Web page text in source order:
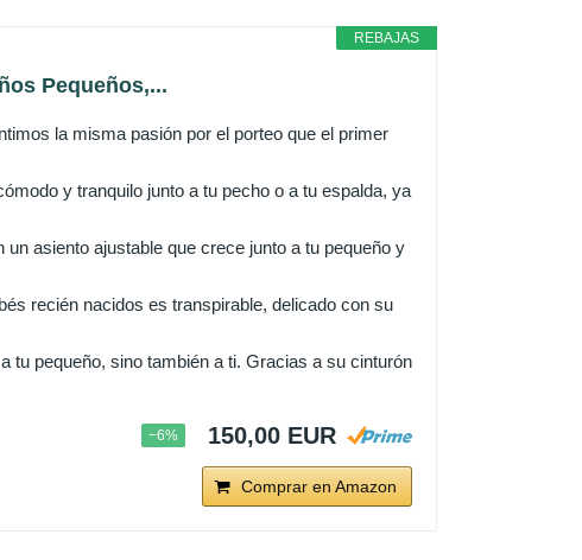
REBAJAS
Pequeños,...
la misma pasión por el porteo que el primer
y tranquilo junto a tu pecho o a tu espalda, ya
asiento ajustable que crece junto a tu pequeño y
recién nacidos es transpirable, delicado con su
tu pequeño, sino también a ti. Gracias a su cinturón
−6% 150,00 EUR
Comprar en Amazon